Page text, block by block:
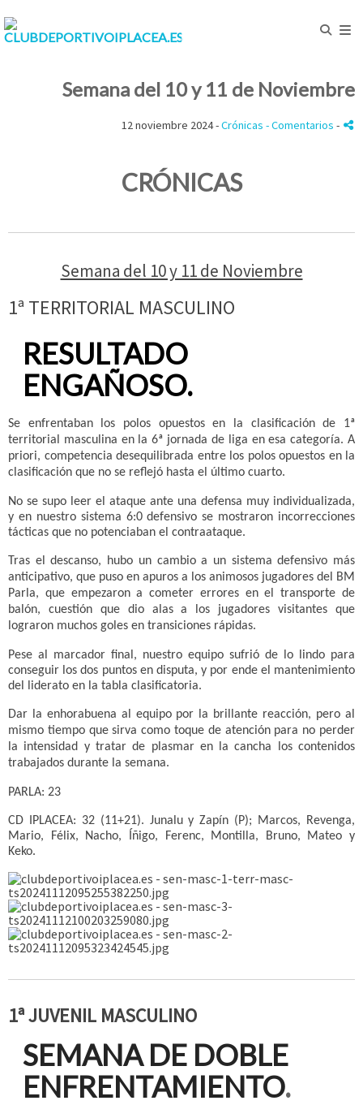
Semana del 10 y 11 de Noviembre
12 noviembre 2024 -Crónicas - Comentarios -
CRÓNICAS
Semana del 10 y 11 de Noviembre
1ª TERRITORIAL MASCULINO
RESULTADO
ENGAÑOSO.
Se enfrentaban los polos opuestos en la clasificación de 1ª
territorial masculina en la 6ª jornada de liga en esa categoría. A
priori, competencia desequilibrada entre los polos opuestos en la
clasificación que no se reflejó hasta el último cuarto.
No se supo leer el ataque ante una defensa muy individualizada,
y en nuestro sistema 6:0 defensivo se mostraron incorrecciones
tácticas que no potenciaban el contraataque.
Tras el descanso, hubo un cambio a un sistema defensivo más
anticipativo, que puso en apuros a los animosos jugadores del BM
Parla, que empezaron a cometer errores en el transporte de
balón, cuestión que dio alas a los jugadores visitantes que
lograron muchos goles en transiciones rápidas.
Pese al marcador final, nuestro equipo sufrió de lo lindo para
conseguir los dos puntos en disputa, y por ende el mantenimiento
del liderato en la tabla clasificatoria.
Dar la enhorabuena al equipo por la brillante reacción, pero al
mismo tiempo que sirva como toque de atención para no perder
la intensidad y tratar de plasmar en la cancha los contenidos
trabajados durante la semana.
PARLA: 23
CD IPLACEA: 32 (11+21). Junalu y Zapín (P); Marcos, Revenga,
Mario, Félix, Nacho, Íñigo, Ferenc, Montilla, Bruno, Mateo y
Keko.
1ª JUVENIL MASCULINO
SEMANA DE DOBLE
ENFRENTAMIENTO.